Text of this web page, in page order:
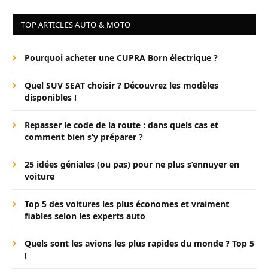
TOP ARTICLES AUTO & MOTO
Pourquoi acheter une CUPRA Born électrique ?
Quel SUV SEAT choisir ? Découvrez les modèles
disponibles !
Repasser le code de la route : dans quels cas et
comment bien s’y préparer ?
25 idées géniales (ou pas) pour ne plus s’ennuyer en
voiture
Top 5 des voitures les plus économes et vraiment
fiables selon les experts auto
Quels sont les avions les plus rapides du monde ? Top 5
!